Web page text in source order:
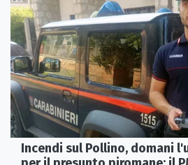
Incendi sul Pollino, domani